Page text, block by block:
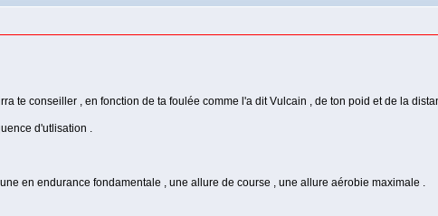
te conseiller , en fonction de ta foulée comme l'a dit Vulcain , de ton poid et de la
d'utlisation .
en endurance fondamentale , une allure de course , une allure aérobie maximale .